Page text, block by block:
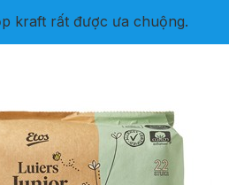
kraft rất được ưa chuộng.